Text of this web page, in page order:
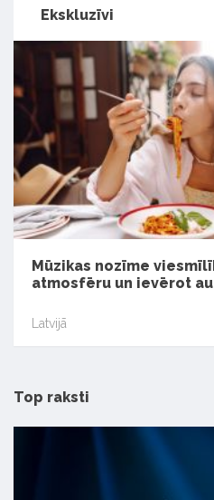
Ekskluzīvi
Mūzikas nozīme
atmosfēru un ievērot
Latvijā
Top raksti